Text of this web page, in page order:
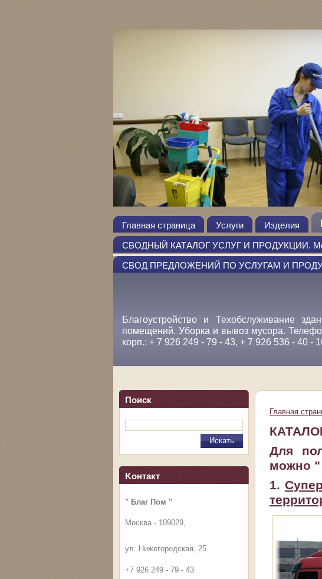
Главная страница Услуги Изделия
СВОДНЫЙ КАТАЛОГ УСЛУГ И ПРОДУКЦИИ.
СВОД ПРЕДЛОЖЕНИЙ ПО УСЛУГАМ И
Благоустройство и Техобслуживание
помещений. Уборка и вывоз мусора.
корп.: + 7 926 249 - 79 - 43, + 7 926 536 - 40 -
Поиск
Koнтакт
" Благ Пом "
Москва - 109029,
ул. Нижегородская, 25.
+7 926 249 - 79 - 43
Главная
Для
можно
1.